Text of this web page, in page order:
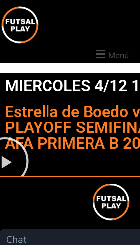
Menú
MIERCOLES 4/12
Estrella de Boedo
PLAYOFF
AFA PRIMERA B
Chat